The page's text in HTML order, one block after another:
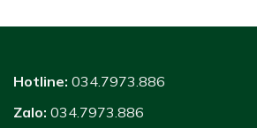
Hotline: 034.7973.886
Zalo: 034.7973.886